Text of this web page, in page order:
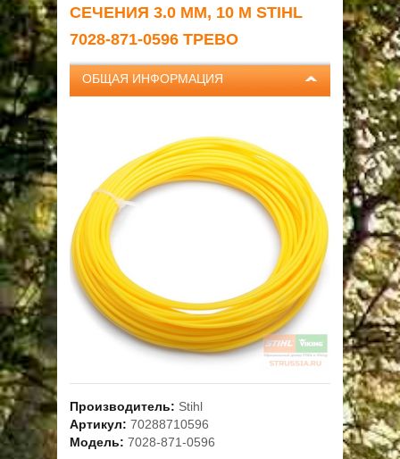
OCHSENKOPF
ПРИНАДЛЕЖНОСТИ
ДОСТАВКА
ОПЛАТА
ГАРАНТИЯ И СЕРВИС
ПОЛЬЗОВАТЕЛЬСКОЕ СОГЛАШЕНИЕ
КОНТАКТЫ
СЕЧЕНИЯ 3.0 ММ, 10 М STIHL
7028-871-0596 ТРЕВО
ОБЩАЯ ИНФОРМАЦИЯ
Производитель: Stihl
Артикул: 70288710596
Модель: 7028-871-0596